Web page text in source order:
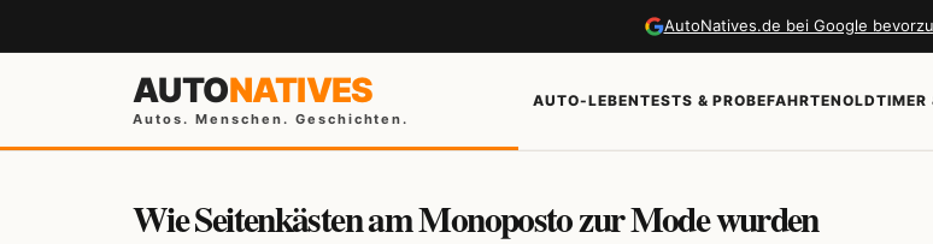
AutoNatives.de bei Google
AUTONATIVES
Autos. Menschen. Geschichten.
AUTO-LEBENTESTS & PROBEFAHRTENOLDTIMER
Wie Seitenkästen am Monoposto zur Mode wurden